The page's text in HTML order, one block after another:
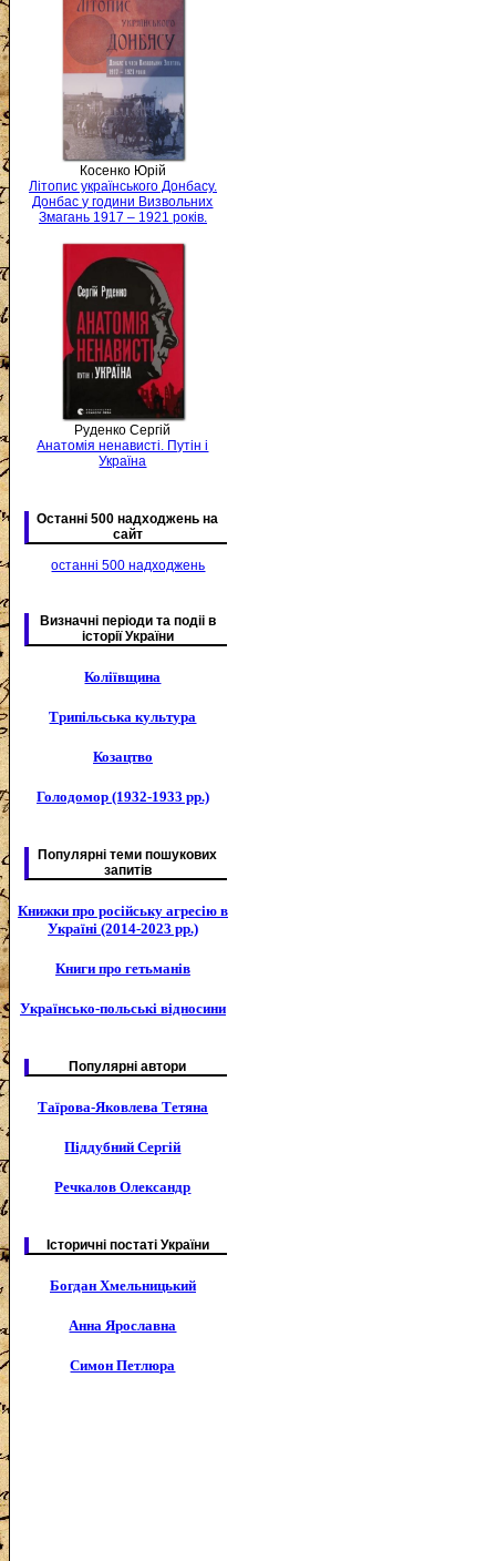
Косенко Юрій
Літопис українського Донбасу.
Донбас у години Визвольних
Змагань 1917 – 1921 років.
Руденко Сергій
Анатомія ненависті. Путін і
Україна
Останні 500 надходжень на
сайт
останні 500 надходжень
Визначні періоди та подіі в
історії України
Коліївщина
Трипільська культура
Козацтво
Голодомор (1932-1933 рр.)
Популярні теми пошукових
запитів
Книжки про російську агресію в
Україні (2014-2023 рр.)
Книги про гетьманів
Українсько-польські відносини
Популярні автори
Таїрова-Яковлева Тетяна
Піддубний Сергій
Речкалов Олександр
Історичні постаті України
Богдан Хмельницький
Анна Ярославна
Симон Петлюра